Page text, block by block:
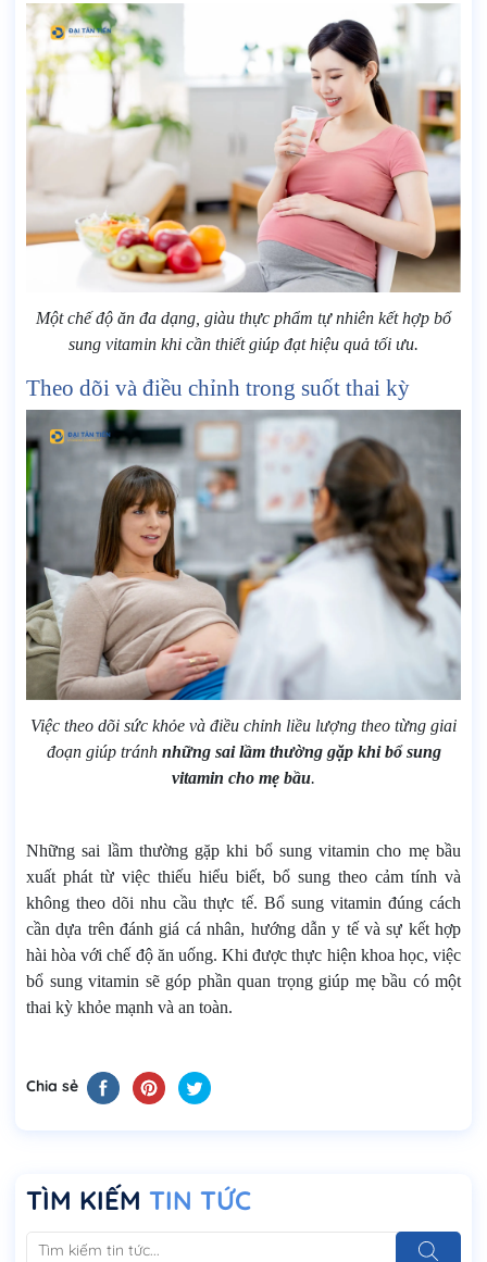
Một chế độ ăn đa dạng, giàu thực phẩm tự nhiên kết hợp bổ
sung vitamin khi cần thiết giúp đạt hiệu quả tối ưu.
Theo dõi và điều chỉnh trong suốt thai kỳ
Việc theo dõi sức khỏe và điều chỉnh liều lượng theo từng giai
đoạn giúp tránh những sai lầm thường gặp khi bổ sung
vitamin cho mẹ bầu.
Những sai lầm thường gặp khi bổ sung vitamin cho mẹ bầu
xuất phát từ việc thiếu hiểu biết, bổ sung theo cảm tính và
không theo dõi nhu cầu thực tế. Bổ sung vitamin đúng cách
cần dựa trên đánh giá cá nhân, hướng dẫn y tế và sự kết hợp
hài hòa với chế độ ăn uống. Khi được thực hiện khoa học, việc
bổ sung vitamin sẽ góp phần quan trọng giúp mẹ bầu có một
thai kỳ khỏe mạnh và an toàn.
Chia sẻ
TÌM KIẾM TIN TỨC